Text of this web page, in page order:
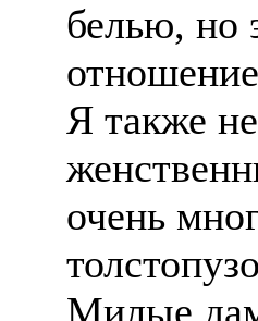
белью, но
Я также
очень
Милые